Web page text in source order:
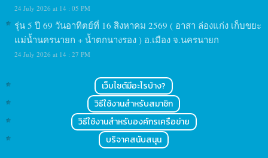
24 July 2026 at 14 : 05 PM
รุ่น 5 ปี 69 วันอาทิตย์ที่ 16 สิงหาคม 2569 ( อาสา ล่องแก่ง เก็บขยะ
แม่น้ำนครนายก + น้ำตกนางรอง ) อ.เมือง จ.นครนายก
24 July 2026 at 14 : 27 PM
เว็บไซต์มีอะไรบ้าง?
วิธีใช้งานสำหรับสมาชิก
วิธีใช้งานสำหรับองค์กรเครือข่าย
บริจาคสนับสนุน